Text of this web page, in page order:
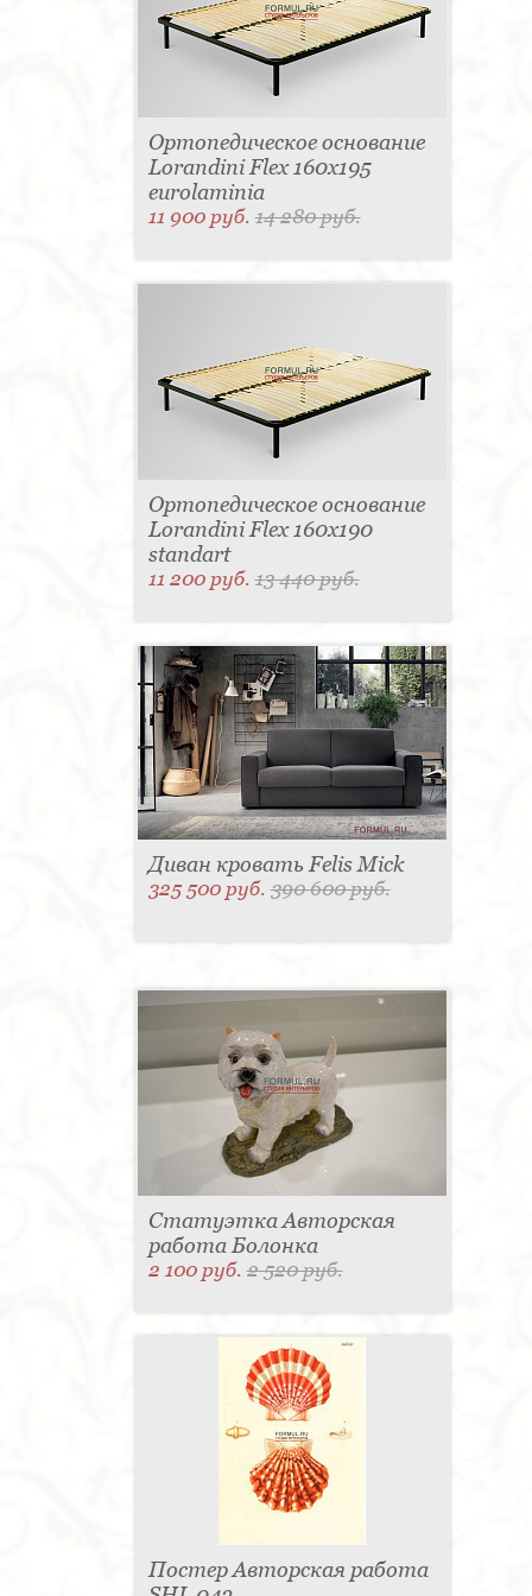
стакана - 4Панель настенная для TV - 4
Вытяжка - 3Кассетница - 3Держатель для
туалетной бумаги - 3Поднос - 3
Карниз для штор - 2Газетница - 2
Крючок - 2Полотенцесушитель - 2
Розетка - 2 Игрушка - 1
Мясорубка - 1Съемник для одежды - 1
Игрушка - 1Игрушка - 1Витрина - 1
Выдвижная система - 1
Ведро для мусора - 1
Утюг - 1Игрушка - 1Игрушка - 1
Держатель
Микроволновая печь - 1Кондиционер - 1
Душевая кабина - 1Буфет - 1Спальня - 1
Игрушка - 1Игрушка - 1Игрушка - 1
Игрушка - 1 Игрушка - 1Игрушка - 1
Подогреватель посуды - 1
Ортопедическое основание
Lorandini Flex 160x195
eurolaminia
11 900 руб.14 280 руб.
Ортопедическое основание
Lorandini Flex 160x190
standart
11 200 руб.13 440 руб.
Диван кровать Felis Mick
325 500 руб.390 600 руб.
Статуэтка Авторская
работа Болонка
2 100 руб.2 520 руб.
Постер Авторская работа